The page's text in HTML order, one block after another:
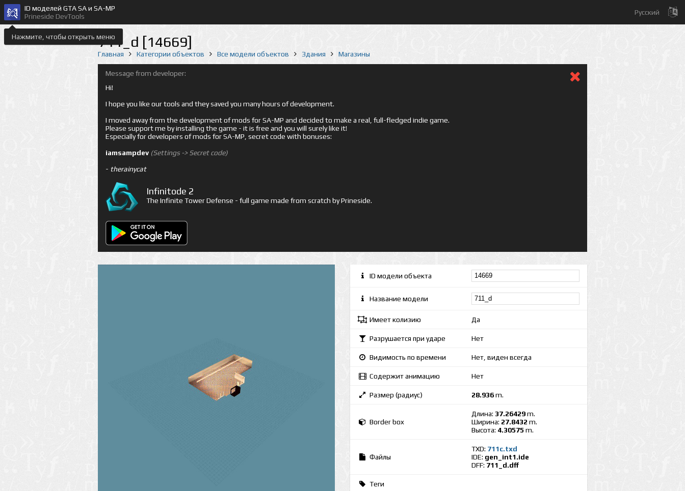
Нажмите, чтобы открыть меню
ID моделей GTA SA и SA-MP
Prineside DevTools
Русский
711_d [14669]
Главная Категории объектов Все модели объектов Здания Магазины
Message from developer:
Hi!
I hope you like our tools and they saved you many hours of development.
I moved away from the development of mods for SA-MP and decided to make a real, full-fledged indie game.
Please support me by installing the game - it is free and you will surely like it!
Especially for developers of mods for SA-MP, secret code with bonuses:
iamsampdev (Settings -> Secret code)
- therainycat
Infinitode 2
The Infinite Tower Defense - full game made from scratch by Prineside.
ID модели объекта
Название модели
Имеет колизию Да
Разрушается при ударе Нет
Видимость по времени Нет, виден всегда
Содержит анимацию Нет
Размер (радиус) 28.936m.
Border box
Длина: 37.26429m.
Ширина: 27.8432 m.
Высота: 4.30575 m.
Файлы
TXD: 711c.txd
IDE: gen_int1.ide
DFF: 711_d.dff
Теги